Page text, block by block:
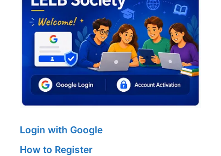
Login with Google
How to Register